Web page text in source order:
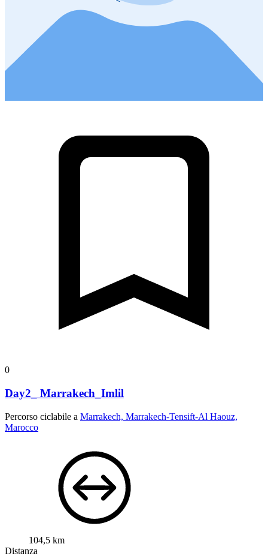
0
Day2_ Marrakech_Imlil
Percorso ciclabile a Marrakech, Marrakech-Tensift-Al Haouz,
Marocco
104,5 km
Distanza